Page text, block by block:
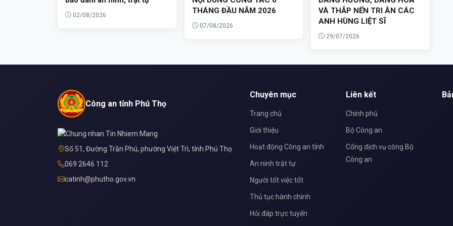
02/08/2026
THÁNG ĐẦU NĂM 2026
07/08/2026
VÀ THẮP NẾN TRI ÂN CÁC
ANH HÙNG LIỆT SĨ
29/07/2026
Công an tỉnh Phú Thọ
Số 51, Đường Trần Phú, phường Việt Trì, tỉnh Phú Thọ
069 2646 112
catinh@phutho.gov.vn
Chuyên mục
Trang chủ
Giới thiệu
Hoạt động Công an tỉnh
An ninh trật tự
Người tốt việc tốt
Thủ tục hành chính
Hỏi đáp trực tuyến
Liên kết
Chính phủ
Bộ Công an
Cổng dịch vụ công Bộ
Công an